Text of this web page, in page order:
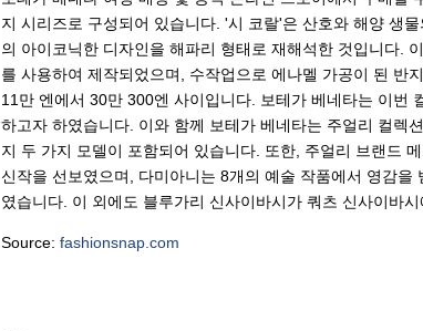
지 시리즈로 구성되어 있습니다. '시 코랄'은 산호와 해양 생
의 아이코닉한 디자인을 해파리 형태로 재해석한 것입니다.
를 사용하여 제작되었으며, 수작업으로 에나멜 가공이 된 반
11만 엔에서 30만 300엔 사이입니다. 보테가 베네타는 이번
하고자 하였습니다. 이와 함께 보테가 베네타는 주얼리 컬렉
지 두 가지 모델이 포함되어 있습니다. 또한, 주얼리 브랜드
신작을 선보였으며, 다미아니는 8개의 예술 작품에서 영감
였습니다. 이 외에도 블루가리 신사이바시가 쿼츠 신사이바
Source: fashionsnap.com